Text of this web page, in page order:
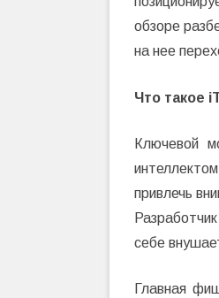
обзоре
на нее
Что такое
Ключевой
привлечь
себе
Главная